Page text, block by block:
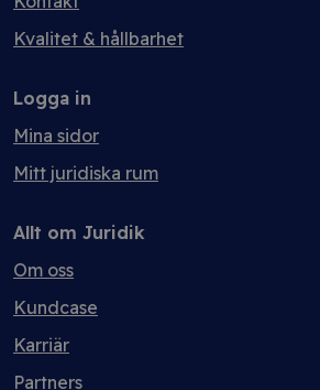
Kvalitet & hållbarhet
Logga in
Mina sidor
Mitt juridiska rum
Allt om Juridik
Om oss
Kundcase
Karriär
Partners